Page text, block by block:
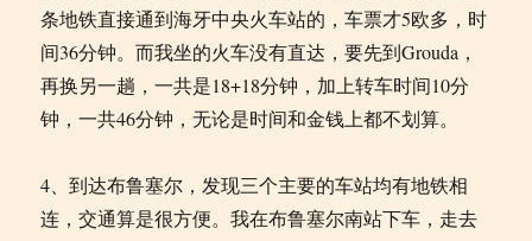
条地铁直接通到海牙中央火车站的，车票才5欧多，时
间36分钟。而我坐的火车没有直达，要先到Grouda，
再换另一趟，一共是18+18分钟，加上转车时间10分
钟，一共46分钟，无论是时间和金钱上都不划算。
4、到达布鲁塞尔，发现三个主要的车站均有地铁相
连，交通算是很方便。我在布鲁塞尔南站下车，走去